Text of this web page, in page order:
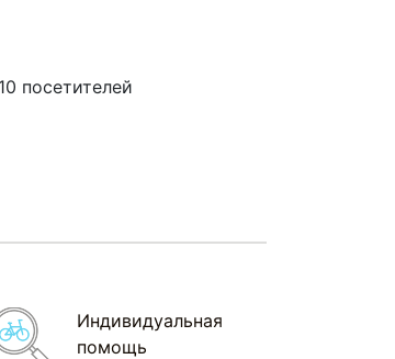
посетителей
Индивидуальная
помощь